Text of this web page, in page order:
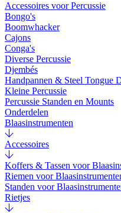
Accessoires voor Percussie
Bongo's
Boomwhacker
Cajons
Conga's
Diverse Percussie
Djembés
Handpannen & Steel Tongue
Kleine Percussie
Percussie Standen en Mounts
Onderdelen
Blaasinstrumenten
Accessoires
Koffers & Tassen voor
Riemen voor
Standen voor
Rietjes